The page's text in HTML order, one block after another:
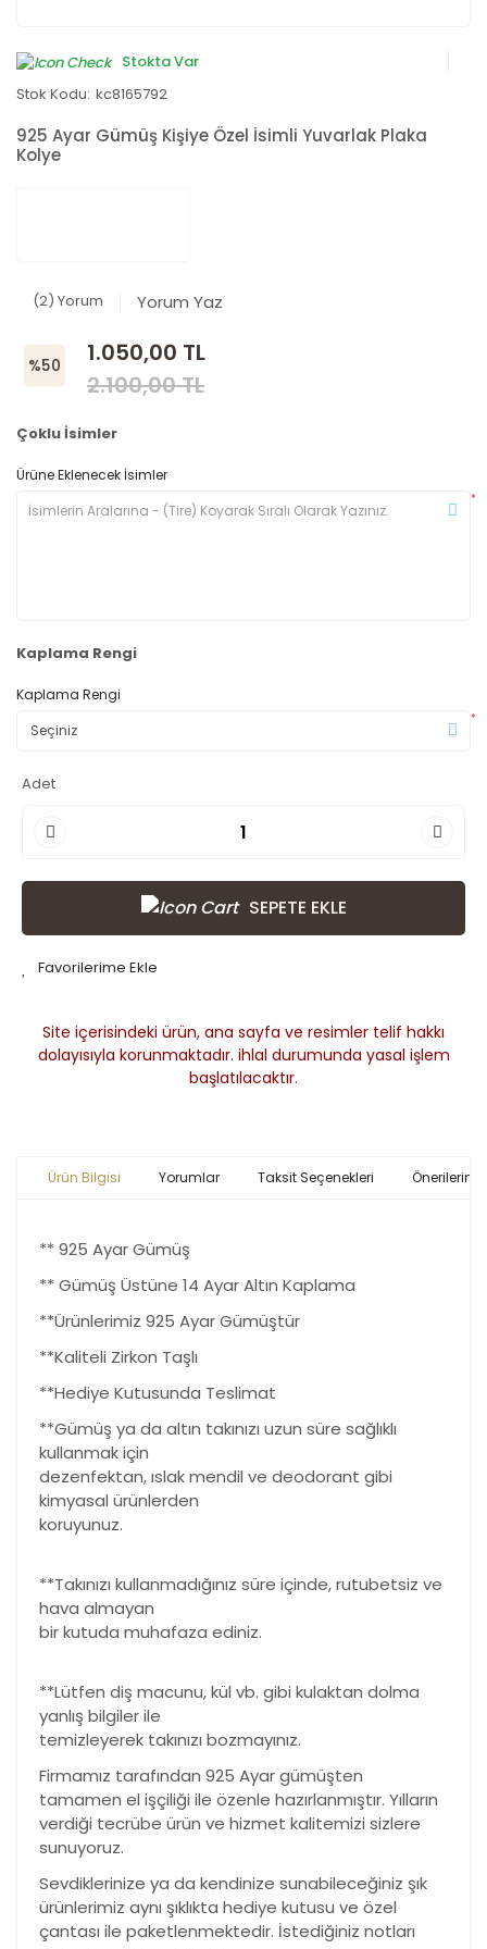
Stokta Var
Stok Kodu: kc8165792
925 Ayar Gümüş Kişiye Özel İsimli Yuvarlak Plaka
Kolye
(2) Yorum Yorum Yaz
%50
1.050,00 TL
2.100,00 TL
Çoklu İsimler
Ürüne Eklenecek İsimler
*
Kaplama Rengi
Kaplama Rengi
*
Adet
SEPETE EKLE
Site içerisindeki ürün, ana sayfa ve resimler telif hakkı
dolayısıyla korunmaktadır. ihlal durumunda yasal işlem
başlatılacaktır.
Ürün Bilgisi Yorumlar Taksit Seçenekleri Önerileriniz
** 925 Ayar Gümüş
** Gümüş Üstüne 14 Ayar Altın Kaplama
**Ürünlerimiz 925 Ayar Gümüştür
**Kaliteli Zirkon Taşlı
**Hediye Kutusunda Teslimat
**Gümüş ya da altın takınızı uzun süre sağlıklı
kullanmak için
dezenfektan, ıslak mendil ve deodorant gibi
kimyasal ürünlerden
koruyunuz.
**Takınızı kullanmadığınız süre içinde, rutubetsiz ve
hava almayan
bir kutuda muhafaza ediniz.
**Lütfen diş macunu, kül vb. gibi kulaktan dolma
yanlış bilgiler ile
temizleyerek takınızı bozmayınız.
Firmamız tarafından 925 Ayar gümüşten
tamamen el işçiliği ile özenle hazırlanmıştır. Yılların
verdiği tecrübe ürün ve hizmet kalitemizi sizlere
sunuyoruz.
Sevdiklerinize ya da kendinize sunabileceğiniz şık
ürünlerimiz aynı şıklıkta hediye kutusu ve özel
çantası ile paketlenmektedir. İstediğiniz notları